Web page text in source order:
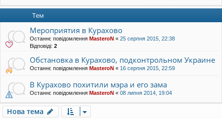
Тем
Мероприятия в Курахово
Останнє повідомлення MasteroN « 25 серпня 2015, 22:38
Відповіді: 2
Обстановка в Курахово, подконтрольном Украине
Останнє повідомлення MasteroN « 16 серпня 2015, 22:59
В Курахово похитили мэра и его зама
Останнє повідомлення MasteroN « 08 липня 2014, 19:04
Нова тема